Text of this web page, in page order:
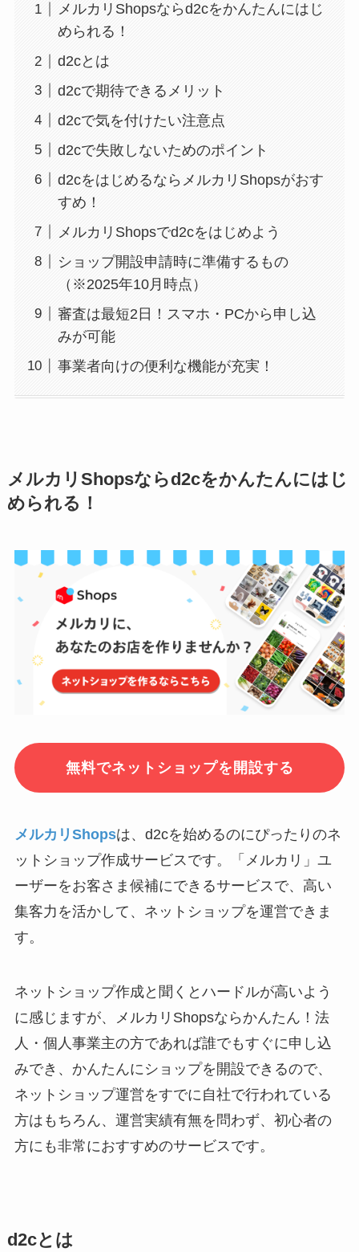
メルカリShopsならd2cをかんたんにはじ
められる！
d2cとは
d2cで期待できるメリット
d2cで気を付けたい注意点
d2cで失敗しないためのポイント
d2cをはじめるならメルカリShopsがおす
すめ！
メルカリShopsでd2cをはじめよう
ショップ開設申請時に準備するもの
（※2025年10月時点）
審査は最短2日！スマホ・PCから申し込
みが可能
事業者向けの便利な機能が充実！
メルカリShopsならd2cをかんたんにはじ
められる！
無料でネットショップを開設する
メルカリShopsは、d2cを始めるのにぴったりのネ
ットショップ作成サービスです。「メルカリ」ユ
ーザーをお客さま候補にできるサービスで、高い
集客力を活かして、ネットショップを運営できま
す。
ネットショップ作成と聞くとハードルが高いよう
に感じますが、メルカリShopsならかんたん！法
人・個人事業主の方であれば誰でもすぐに申し込
みでき、かんたんにショップを開設できるので、
ネットショップ運営をすでに自社で行われている
方はもちろん、運営実績有無を問わず、初心者の
方にも非常におすすめのサービスです。
d2cとは